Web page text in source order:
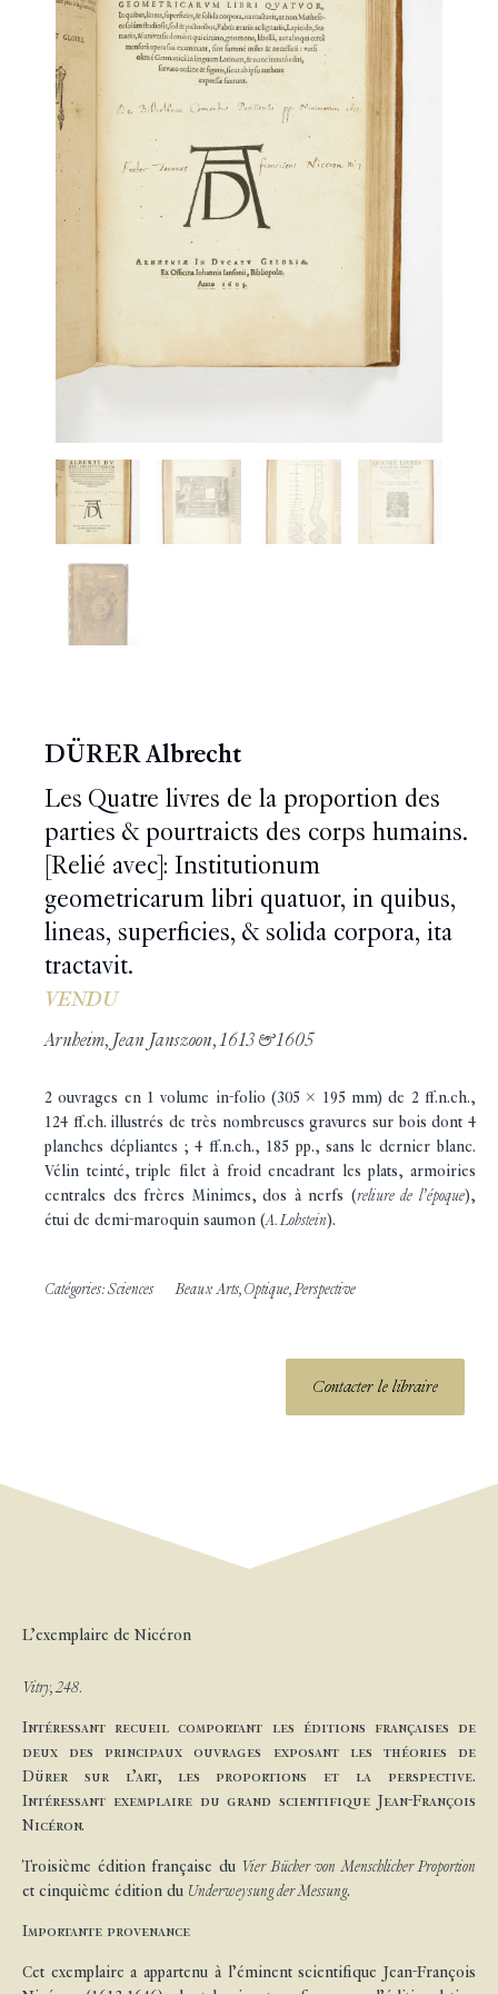
DÜRER Albrecht
Les Quatre livres de la proportion des
parties & pourtraicts des corps humains.
[Relié avec]: Institutionum
geometricarum libri quatuor, in quibus,
lineas, superficies, & solida corpora, ita
tractavit.
VENDU
Arnheim, Jean Janszoon, 1613 & 1605
2 ouvrages en 1 volume in-folio (305 x 195 mm) de 2 ff.n.ch.,
124 ff.ch. illustrés de très nombreuses gravures sur bois dont 4
planches dépliantes ; 4 ff.n.ch., 185 pp., sans le dernier blanc.
Vélin teinté, triple filet à froid encadrant les plats, armoiries
centrales des frères Minimes, dos à nerfs (reliure de l’époque),
étui de demi-maroquin saumon (A. Lobstein).
Catégories: Sciences Beaux Arts, Optique, Perspective
Contacter le libraire
L’exemplaire de Nicéron
Vitry, 248.
Intéressant recueil comportant les éditions françaises de
deux des principaux ouvrages exposant les théories de
Dürer sur l’art, les proportions et la perspective.
Intéressant exemplaire du grand scientifique Jean-François
Nicéron.
Troisième édition française du Vier Bücher von Menschlicher Proportion
et cinquième édition du Underweysung der Messung.
Importante provenance
Cet exemplaire a appartenu à l’éminent scientifique Jean-François